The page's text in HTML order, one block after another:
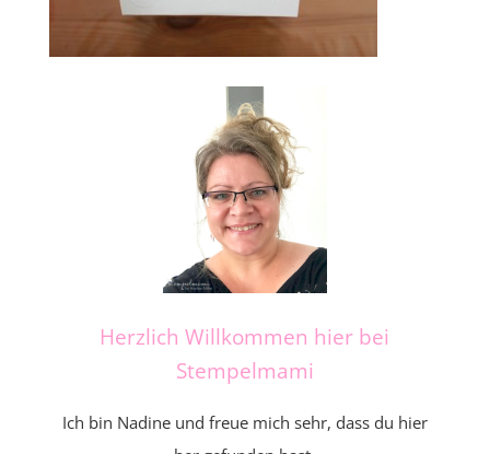
Herzlich Willkommen hier bei
Stempelmami
Ich bin Nadine und freue mich sehr, dass du hier